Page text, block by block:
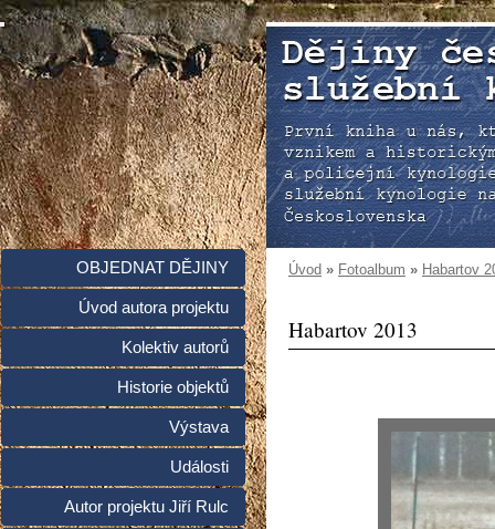
Úvod » Fotoalbum » Habartov
Habartov 2013
OBJEDNAT DĚJINY
Úvod autora projektu
Kolektiv autorů
Historie objektů
Výstava
Události
Autor projektu Jiří Rulc